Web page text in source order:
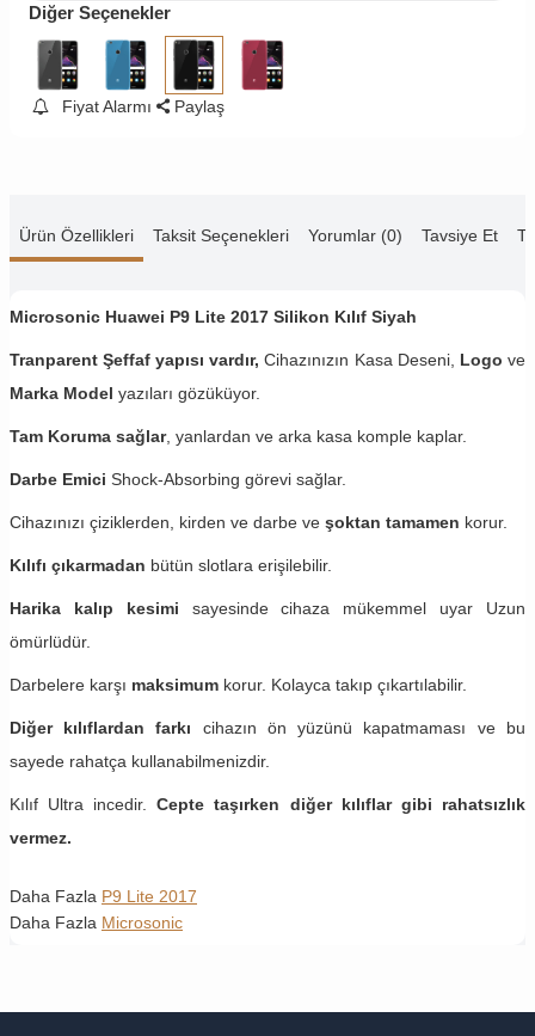
Diğer Seçenekler
Fiyat Alarmı Paylaş
Ürün Özellikleri Taksit Seçenekleri Yorumlar (0) Tavsiye Et
Microsonic Huawei P9 Lite 2017 Silikon Kılıf Siyah
Tranparent Şeffaf yapısı vardır, Cihazınızın Kasa Deseni, Logo ve
Marka Model yazıları gözüküyor.
Tam Koruma sağlar, yanlardan ve arka kasa komple kaplar.
Darbe Emici Shock-Absorbing görevi sağlar.
Cihazınızı çiziklerden, kirden ve darbe ve şoktan tamamen korur.
Kılıfı çıkarmadan bütün slotlara erişilebilir.
Harika kalıp kesimi sayesinde cihaza mükemmel uyar Uzun
ömürlüdür.
Darbelere karşı maksimum korur. Kolayca takıp çıkartılabilir.
Diğer kılıflardan farkı cihazın ön yüzünü kapatmaması ve bu
sayede rahatça kullanabilmenizdir.
Kılıf Ultra incedir.
Cepte taşırken diğer kılıflar gibi rahatsızlık
vermez.
Daha Fazla P9 Lite 2017
Daha Fazla Microsonic